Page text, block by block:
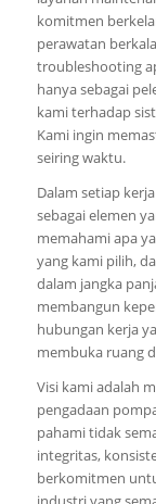
komitmen
perawatan
troubleshooting
hanya sebagai
kami terhadap
Kami ingin
seiring waktu.
Dalam setiap
sebagai elemen
memahami apa
yang kami pilih,
dalam jangka
membangun
hubungan kerja
membuka ruang
Visi kami adalah
pengadaan
pahami tidak
integritas,
berkomitmen